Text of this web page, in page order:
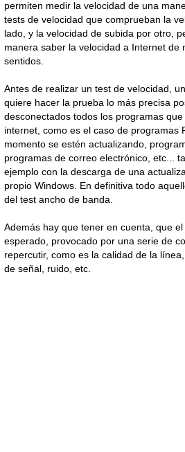
permiten medir la velocidad de una
tests de velocidad que comprueban la
lado, y la velocidad de subida por otro,
manera saber la velocidad a Internet de
sentidos.
Antes de realizar un test de velocidad,
quiere hacer la prueba lo más precisa
desconectados todos los programas
internet, como es el caso de programas
momento se estén actualizando,
programas de correo electrónico, etc...
ejemplo con la descarga de una
propio Windows. En definitiva todo
del test ancho de banda.
Además hay que tener en cuenta, que
esperado, provocado por una serie de
repercutir, como es la calidad de la
de señal, ruido, etc.